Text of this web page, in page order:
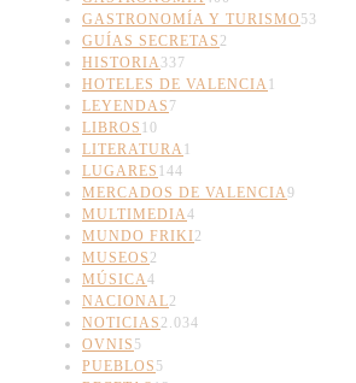
GASTRONOMÍA Y TURISMO 53
GUÍAS SECRETAS 2
HISTORIA337
HOTELES DE VALENCIA1
LEYENDAS 7
LIBROS 10
LITERATURA1
LUGARES 144
MERCADOS DE VALENCIA9
MULTIMEDIA4
MUNDO FRIKI2
MUSEOS 2
MÚSICA4
NACIONAL2
NOTICIAS 2.034
OVNIS 5
PUEBLOS 5